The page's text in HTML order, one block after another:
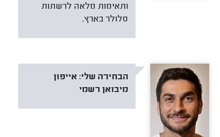
ותאימות מלאה לרשתות
סלולר בארץ.
הבחירה שלי: אייפון
מיבואן רשמי